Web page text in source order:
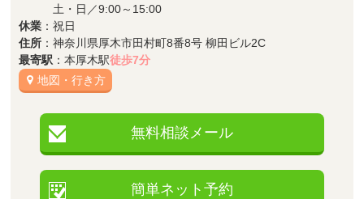
土・日／9:00～15:00
休業 ：祝日
住所 ：神奈川県厚木市田村町8番8号 柳田ビル2C
最寄駅 ：本厚木駅徒歩7分
地図・行き方
無料相談メール
簡単ネット予約